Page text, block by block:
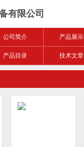
有限公司
公司简介 产品展示
产品目录 技术文章